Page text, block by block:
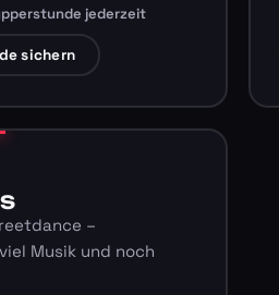
jederzeit
sichern
–
Musik und noch